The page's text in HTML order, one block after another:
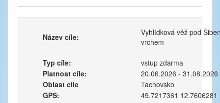
Název cíle:
Vyhlídková věž pod
vrchem
Typ cíle:
vstup zdarma
Platnost cíle:
20.06.2026 - 31.08.2026
Oblast cíle
Tachovsko
GPS:
49.7217361 12.7606281